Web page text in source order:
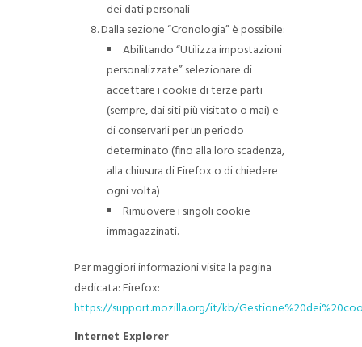
dei dati personali
Dalla sezione “Cronologia” è possibile:
Abilitando “Utilizza impostazioni
personalizzate” selezionare di
accettare i cookie di terze parti
(sempre, dai siti più visitato o mai) e
di conservarli per un periodo
determinato (fino alla loro scadenza,
alla chiusura di Firefox o di chiedere
ogni volta)
Rimuovere i singoli cookie
immagazzinati.
Per maggiori informazioni visita la pagina
dedicata: Firefox:
https://support.mozilla.org/it/kb/
Internet Explorer